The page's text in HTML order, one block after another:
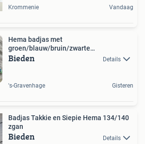
Krommenie Vandaag
Hema badjas met
groen/blauw/bruin/zwarte
camouflageprint
Bieden Details
's-Gravenhage Gisteren
Badjas Takkie en Siepie Hema 134/140
zgan
Bieden Details